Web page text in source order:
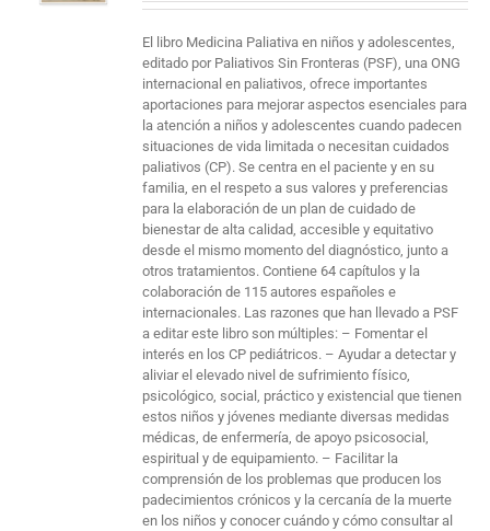
El libro Medicina Paliativa en niños y adolescentes,
editado por Paliativos Sin Fronteras (PSF), una ONG
internacional en paliativos, ofrece importantes
aportaciones para mejorar aspectos esenciales para
la atención a niños y adolescentes cuando padecen
situaciones de vida limitada o necesitan cuidados
paliativos (CP). Se centra en el paciente y en su
familia, en el respeto a sus valores y preferencias
para la elaboración de un plan de cuidado de
bienestar de alta calidad, accesible y equitativo
desde el mismo momento del diagnóstico, junto a
otros tratamientos. Contiene 64 capítulos y la
colaboración de 115 autores españoles e
internacionales. Las razones que han llevado a PSF
a editar este libro son múltiples: – Fomentar el
interés en los CP pediátricos. – Ayudar a detectar y
aliviar el elevado nivel de sufrimiento físico,
psicológico, social, práctico y existencial que tienen
estos niños y jóvenes mediante diversas medidas
médicas, de enfermería, de apoyo psicosocial,
espiritual y de equipamiento. – Facilitar la
comprensión de los problemas que producen los
padecimientos crónicos y la cercanía de la muerte
en los niños y conocer cuándo y cómo consultar al